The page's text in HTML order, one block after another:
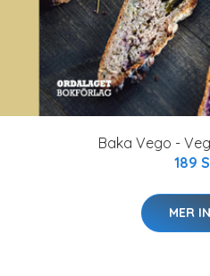
Baka Vego -
189
MER